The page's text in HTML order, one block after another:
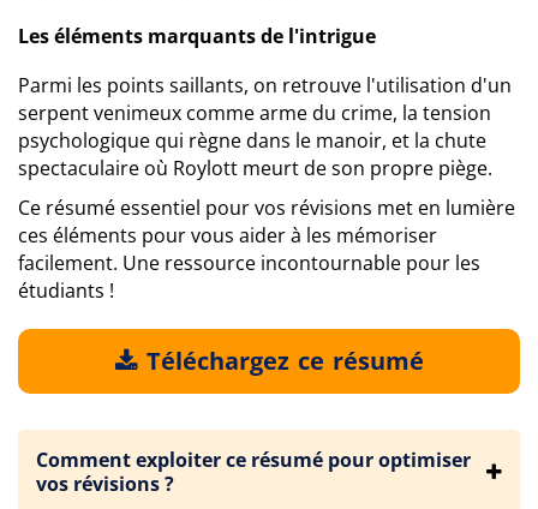
Les éléments marquants de l'intrigue
Parmi les points saillants, on retrouve l'utilisation d'un
serpent venimeux comme arme du crime, la tension
psychologique qui règne dans le manoir, et la chute
spectaculaire où Roylott meurt de son propre piège.
Ce résumé essentiel pour vos révisions met en lumière
ces éléments pour vous aider à les mémoriser
facilement. Une ressource incontournable pour les
étudiants !
Téléchargez ce résumé
Comment exploiter ce résumé pour optimiser
vos révisions ?